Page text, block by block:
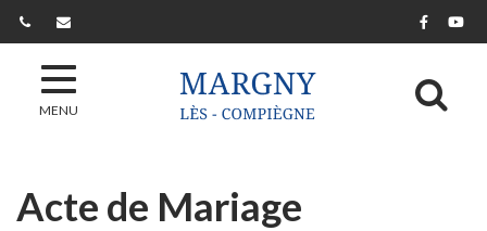
Lien
MENU
Acte de Mariage